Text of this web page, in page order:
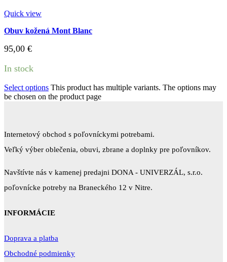
Quick view
Obuv kožená Mont Blanc
95,00 €
In stock
Select options This product has multiple variants. The options may
be chosen on the product page
Internetový obchod s poľovníckymi potrebami.
Veľký výber oblečenia, obuvi, zbrane a doplnky pre poľovníkov.
Navštívte nás v kamenej predajni DONA - UNIVERZÁL, s.r.o.
poľovnícke potreby na Braneckého 12 v Nitre.
INFORMÁCIE
Doprava a platba
Obchodné podmienky